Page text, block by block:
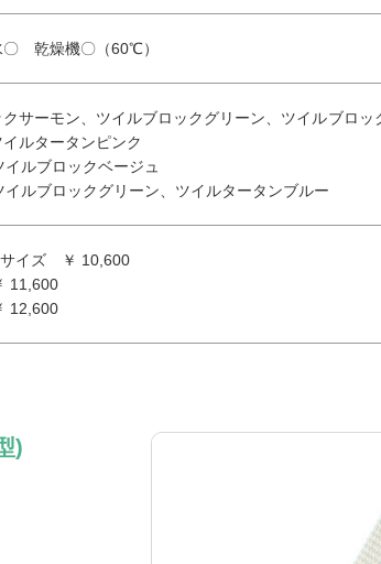
乾燥機〇（60℃）
サーモン、ツイルブロックグリーン、ツイルブロ
ルタータンピンク
ルブロックベージュ
ルブロックグリーン、ツイルタータンブルー
サイズ ￥ 10,600
11,600
12,600
)